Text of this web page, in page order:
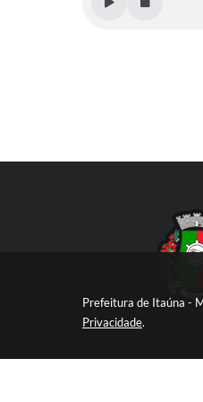
Prefeitura de Itaúna -
Privacidade.